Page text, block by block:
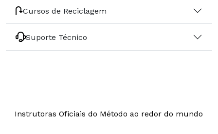
Cursos de Reciclagem
Suporte Técnico
Instrutoras Oficiais do Método ao redor do mundo